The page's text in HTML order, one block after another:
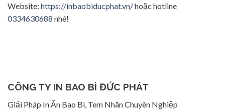
Website: https://inbaobiducphat.vn/hoặc hotline
0334630688 nhé!
CÔNG TY IN BAO BÌ ĐỨC PHÁT
Giải Pháp In Ấn Bao Bì, Tem Nhãn Chuyên Nghiệp